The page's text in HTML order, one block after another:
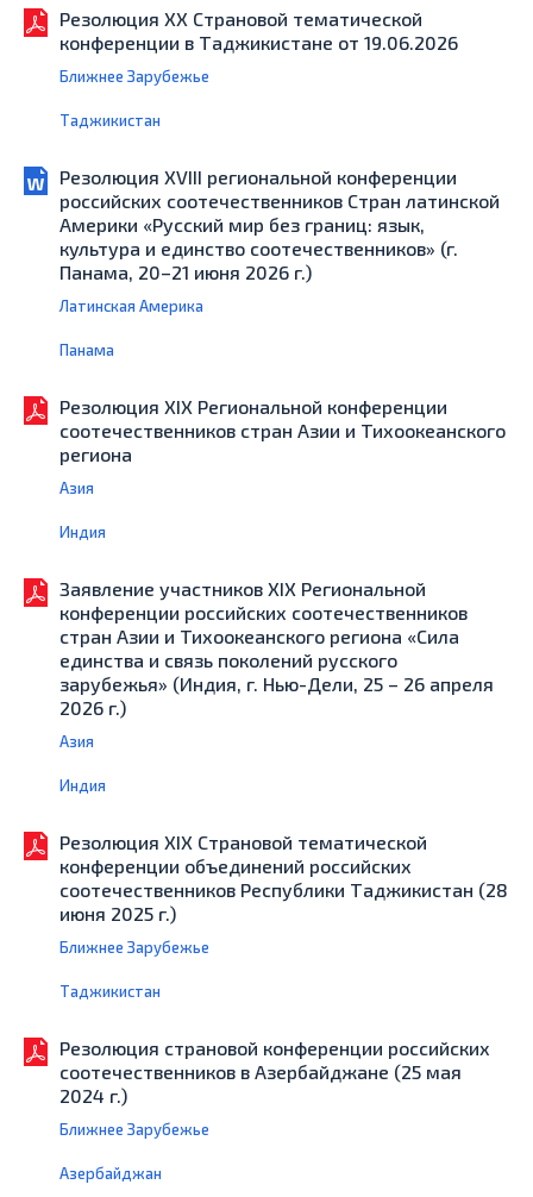
Резолюция XX Страновой тематической
конференции в Таджикистане от 19.06.2026
Ближнее Зарубежье
Таджикистан
Резолюция XVIII региональной конференции
российских соотечественников Стран латинской
Америки «Русский мир без границ: язык,
культура и единство соотечественников» (г.
Панама, 20–21 июня 2026 г.)
Латинская Америка
Панама
Резолюция XIX Региональной конференции
соотечественников стран Азии и Тихоокеанского
региона
Азия
Индия
Заявление участников XIХ Региональной
конференции российских соотечественников
стран Азии и Тихоокеанского региона «Сила
единства и связь поколений русского
зарубежья» (Индия, г. Нью-Дели, 25 – 26 апреля
2026 г.)
Азия
Индия
Резолюция XIX Страновой тематической
конференции объединений российских
соотечественников Республики Таджикистан (28
июня 2025 г.)
Ближнее Зарубежье
Таджикистан
Резолюция страновой конференции российских
соотечественников в Азербайджане (25 мая
2024 г.)
Ближнее Зарубежье
Азербайджан